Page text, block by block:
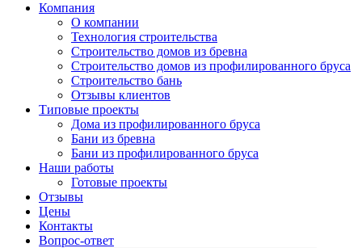
Компания
О компании
Технология строительства
Строительство домов из бревна
Строительство домов из профилированного бруса
Строительство бань
Отзывы клиентов
Типовые проекты
Дома из профилированного бруса
Бани из бревна
Бани из профилированного бруса
Наши работы
Готовые проекты
Отзывы
Цены
Контакты
Вопрос-ответ